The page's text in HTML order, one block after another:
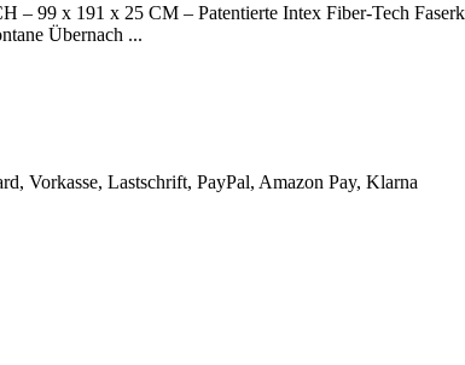
x 191 x 25 CM – Patentierte Intex Fiber-Tech
Übernach ...
Vorkasse, Lastschrift, PayPal, Amazon Pay, Klarna